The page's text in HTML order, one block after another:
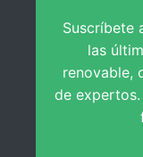
Suscríbete
las
renovable,
de expertos.